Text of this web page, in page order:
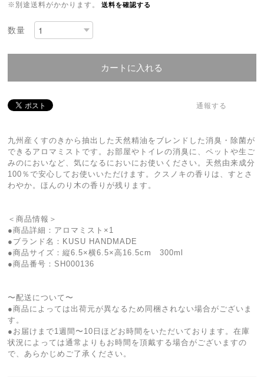
※別途送料がかかります。 送料を確認する
数量
カートに入れる
通報する
九州産くすのきから抽出した天然精油をブレンドした消臭・除菌が
できるアロマミストです。お部屋やトイレの消臭に、ペットや生ご
みのにおいなど、気になるにおいにお使いください。天然由来成分
100％で安心してお使いいただけます。クスノキの香りは、すとさ
わやか。ほんのり木の香りが残ります。
＜商品情報＞
●商品詳細：アロマミスト×1
●ブランド名：KUSU HANDMADE
●商品サイズ：縦6.5×横6.5×高16.5cm 300ml
●商品番号：SH000136
〜配送について〜
●商品によっては出荷元が異なるため同梱されない場合がございま
す。
●お届けまで1週間〜10日ほどお時間をいただいております。在庫
状況によっては通常よりもお時間を頂戴する場合がございますの
で、あらかじめご了承ください。